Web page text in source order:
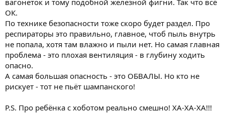
ОК.
По технике безопасности тоже скоро будет раздел. Про
респираторы это правильно, главное, чтоб пыль внутрь
не попала, хотя там влажно и пыли нет. Но самая главная
проблема - это плохая вентиляция - в глубину ходить
опасно.
А самая большая опасность - это ОБВАЛЫ. Но кто не
рискует - тот не пьёт шампанского!
P.S. Про ребёнка с хоботом реально смешно! ХА-ХА-ХА!!!